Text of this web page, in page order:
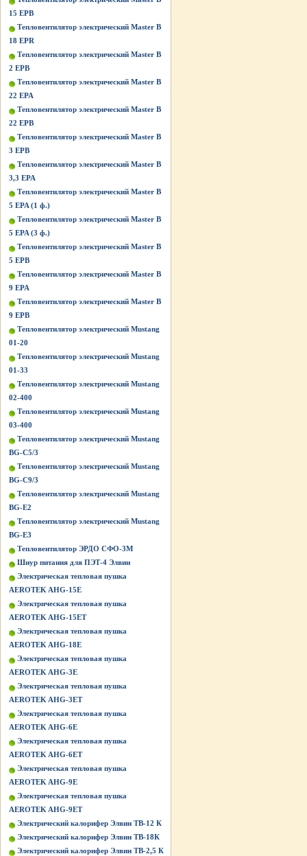
15 EPB
Тепловентилятор электрический Master B
18 EPR
Тепловентилятор электрический Master B
2 EPB
Тепловентилятор электрический Master B
22 EPA
Тепловентилятор электрический Master B
22 EPB
Тепловентилятор электрический Master B
3 EPB
Тепловентилятор электрический Master B
3,3 EPA
Тепловентилятор электрический Master B
5 EPA (1 ф.)
Тепловентилятор электрический Master B
5 EPA (3 ф.)
Тепловентилятор электрический Master B
5 EPB
Тепловентилятор электрический Master B
9 EPA
Тепловентилятор электрический Master B
9 EPB
Тепловентилятор электрический Mustang
01-20
Тепловентилятор электрический Mustang
01-33
Тепловентилятор электрический Mustang
02-400
Тепловентилятор электрический Mustang
03-400
Тепловентилятор электрический Mustang
BG-C5/3
Тепловентилятор электрический Mustang
BG-C9/3
Тепловентилятор электрический Mustang
BG-Е2
Тепловентилятор электрический Mustang
BG-Е3
Тепловентилятор ЭРДО СФО-3М
Шнур питания для ПЭТ-4 Элвин
Электрическая тепловая пушка
AEROTEK AHG-15E
Электрическая тепловая пушка
AEROTEK AHG-15ET
Электрическая тепловая пушка
AEROTEK AHG-18E
Электрическая тепловая пушка
AEROTEK AHG-3E
Электрическая тепловая пушка
AEROTEK AHG-3ET
Электрическая тепловая пушка
AEROTEK AHG-6E
Электрическая тепловая пушка
AEROTEK AHG-6ET
Электрическая тепловая пушка
AEROTEK AHG-9E
Электрическая тепловая пушка
AEROTEK AHG-9ET
Электрический калорифер Элвин ТВ-12 К
Электрический калорифер Элвин ТВ-18К
Электрический калорифер Элвин ТВ-2,5 К